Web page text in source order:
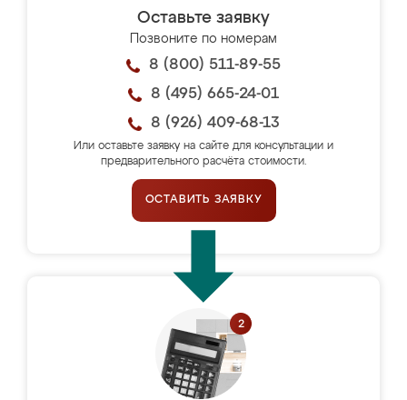
Оставьте заявку
Позвоните по номерам
8 (800) 511-89-55
8 (495) 665-24-01
8 (926) 409-68-13
Или оставьте заявку на сайте для консультации и
предварительного расчёта стоимости.
ОСТАВИТЬ ЗАЯВКУ